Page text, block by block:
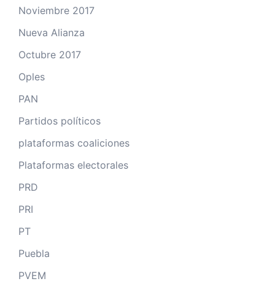
Noviembre 2017
Nueva Alianza
Octubre 2017
Oples
PAN
Partidos políticos
plataformas coaliciones
Plataformas electorales
PRD
PRI
PT
Puebla
PVEM